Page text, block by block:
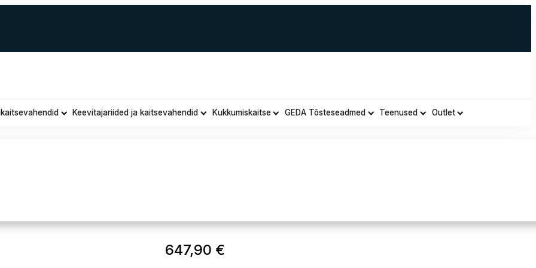
Keevitajariided ja kaitsevahendid Kukkumiskaitse GEDA Tõsteseadmed Teenused Outlet
647,90 €